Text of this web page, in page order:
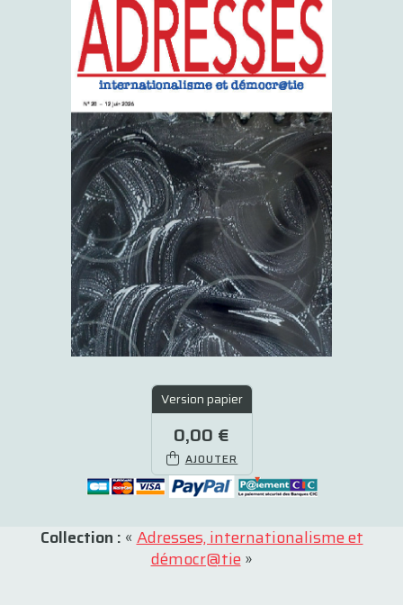
Version papier
0,00 €
AJOUTER
Collection : «Adresses, internationalisme et
démocr@tie»